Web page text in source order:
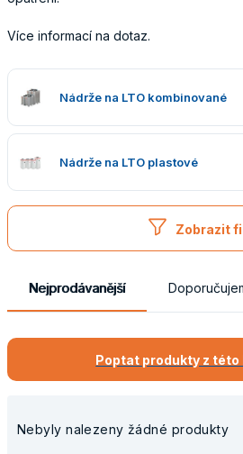
Více informací na dotaz.
Obaly
Nádrže na LTO kombinované
Nádrže na LTO plastové
Zobrazit
Nejprodávanější
Poptat produkty z této
Nebyly nalezeny žádné produkty